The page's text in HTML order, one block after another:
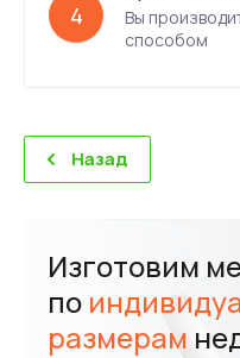
4
Вы
способом
Назад
Изготовим
по
размерам